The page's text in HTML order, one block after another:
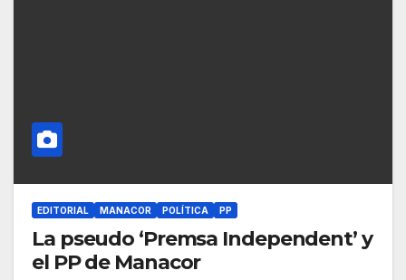
EDITORIAL MANACOR POLÍTICA PP
La pseudo ‘Premsa Independent’ y
el PP de Manacor